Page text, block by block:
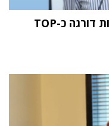
מחקר STKI השנתי: וואן טכנולוגיות דורגה כ-TOP